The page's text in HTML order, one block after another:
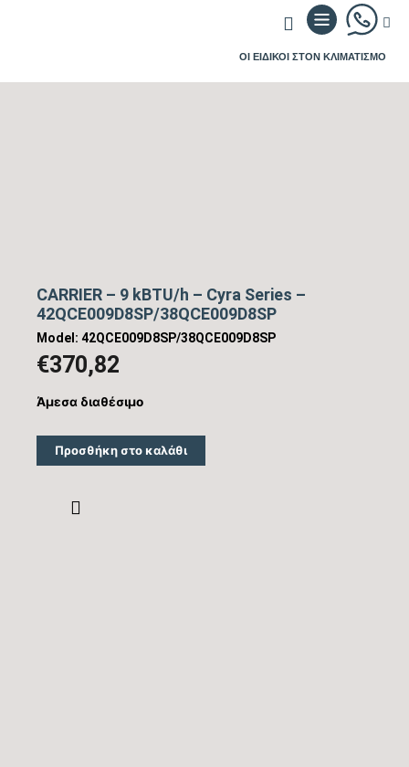
ΟΙ ΕΙΔΙΚΟΙ ΣΤΟΝ ΚΛΙΜΑΤΙΣΜΟ
CARRIER – 9 kBTU/h – Cyra Series –
42QCE009D8SP/38QCE009D8SP
Model: 42QCE009D8SP/38QCE009D8SP
€370,82
Άμεσα διαθέσιμο
Προσθήκη στο καλάθι